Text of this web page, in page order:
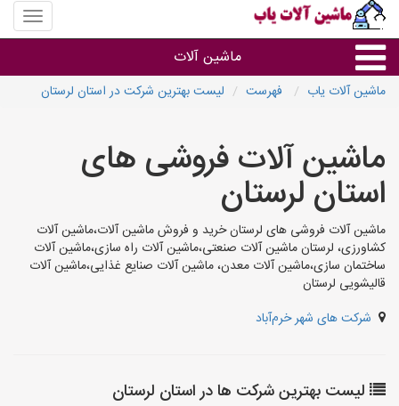
منوی
سایت
آلات
ماشین آلات
سایر گروه ها
ماشین آلات
ماشین آلات یاب فهرست لیست بهترین شرکت در استان لرستان
ماشین آلات فروشی های
استان لرستان
ماشین آلات فروشی های لرستان خرید و فروش ماشین آلات،ماشین آلات
کشاورزی، لرستان ماشین آلات صنعتی،ماشین آلات راه سازی،ماشین آلات
ساختمان سازی،ماشین آلات معدن، ماشین آلات صنایع غذایی،ماشین آلات
قالیشویی لرستان
شرکت های شهر خرم‌آباد
لیست بهترین شرکت ها در استان لرستان